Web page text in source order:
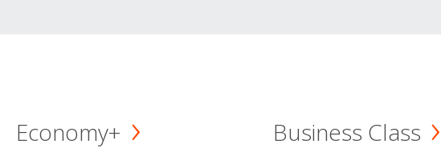
Economy+ Business Class